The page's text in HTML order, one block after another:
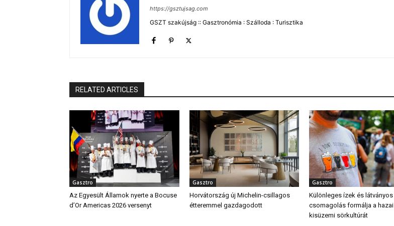
https://gsztujsag.com
GSZT szakújság :: Gasztronómia : Szálloda : Turisztika
RELATED ARTICLES
Gasztro
Az Egyesült Államok nyerte a Bocuse
d’Or Americas 2026 versenyt
Gasztro
Horvátország új Michelin-csillagos
étteremmel gazdagodott
Gasztro
Különleges ízek és látványos
csomagolás formálja a hazai
kisüzemi sörkultúrát